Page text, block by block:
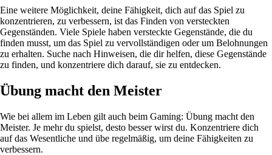
Eine weitere Möglichkeit, deine Fähigkeit, dich auf das Spiel zu
konzentrieren, zu verbessern, ist das Finden von versteckten
Gegenständen. Viele Spiele haben versteckte Gegenstände, die du
finden musst, um das Spiel zu vervollständigen oder um Belohnungen
zu erhalten. Suche nach Hinweisen, die dir helfen, diese Gegenstände
zu finden, und konzentriere dich darauf, sie zu entdecken.
Übung macht den Meister
Wie bei allem im Leben gilt auch beim Gaming: Übung macht den
Meister. Je mehr du spielst, desto besser wirst du. Konzentriere dich
auf das Wesentliche und übe regelmäßig, um deine Fähigkeiten zu
verbessern.